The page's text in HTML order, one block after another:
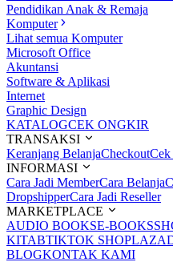
Pendidikan Anak & Remaja
Komputer
Lihat semua Komputer
Microsoft Office
Akuntansi
Software & Aplikasi
Internet
Graphic Design
KATALOGCEK ONGKIR
TRANSAKSI
Keranjang BelanjaCheckoutCek
INFORMASI
Cara Jadi MemberCara Belanja
DropshipperCara Jadi Reseller
MARKETPLACE
AUDIO BOOKSE-BOOKS
KITABTIKTOK SHOP
BLOGKONTAK KAMI